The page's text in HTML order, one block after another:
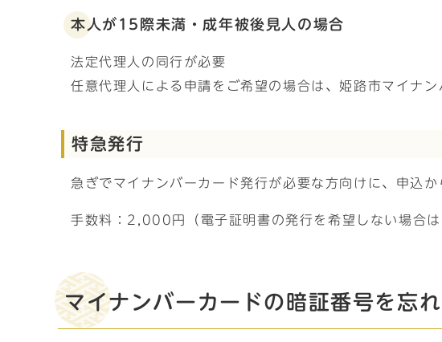
本人が15際未満・成年被後見人の場合
法定代理人の同行が必要
任意代理人による申請をご希望の場合は、姫路市マイ
特急発行
急ぎでマイナンバーカード発行が必要な方向けに、申込
手数料：2,000円（電子証明書の発行を希望しない場合
マイナンバーカードの暗証番号を忘